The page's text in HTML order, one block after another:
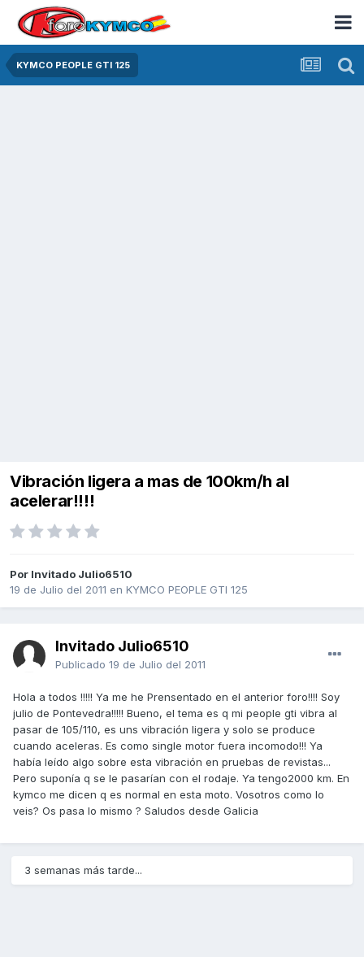
KYMCO PEOPLE GTI 125
Vibración ligera a mas de 100km/h al
acelerar!!!!
Por Invitado Julio6510
19 de Julio del 2011 en KYMCO PEOPLE GTI 125
Invitado Julio6510
Publicado 19 de Julio del 2011
Hola a todos !!!!! Ya me he Prensentado en el anterior foro!!!! Soy
julio de Pontevedra!!!!! Bueno, el tema es q mi people gti vibra al
pasar de 105/110, es uns vibración ligera y solo se produce
cuando aceleras. Es como single motor fuera incomodo!!! Ya
había leído algo sobre esta vibración en pruebas de revistas...
Pero suponía q se le pasarían con el rodaje. Ya tengo2000 km. En
kymco me dicen q es normal en esta moto. Vosotros como lo
veis? Os pasa lo mismo ? Saludos desde Galicia
3 semanas más tarde...